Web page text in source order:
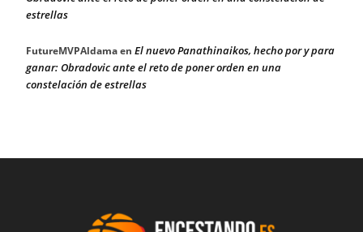
estrellas
FutureMVPAldamaen El nuevo Panathinaikos, hecho por y para
ganar: Obradovic ante el reto de poner orden en una
constelación de estrellas